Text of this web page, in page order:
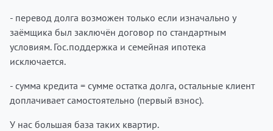
- перевод долга возможен только если изначально у
заёмщика был заключён договор по стандартным
условиям. Гос.поддержка и семейная ипотека
исключается.
- сумма кредита = сумме остатка долга, остальные клиент
доплачивает самостоятельно (первый взнос).
У нас большая база таких квартир.